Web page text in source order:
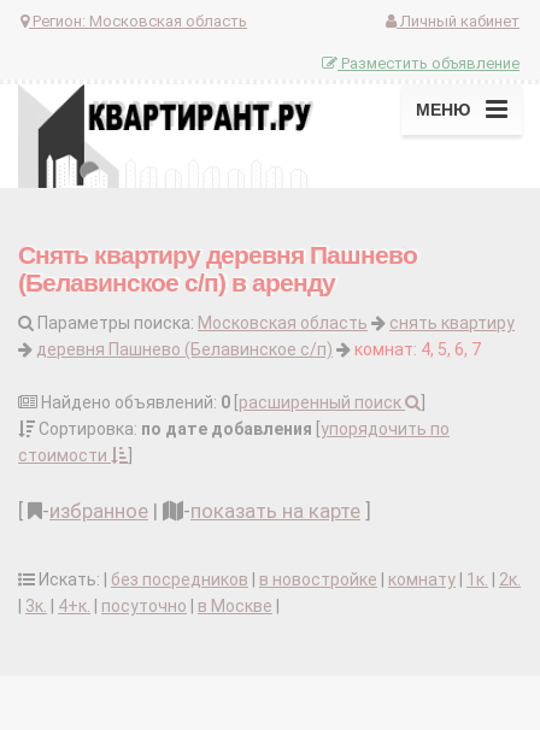
Регион: Московская область Личный кабинет
Разместить объявление
МЕНЮ
Снять квартиру деревня Пашнево
(Белавинское с/п) в аренду
Параметры поиска: Московская область
снять квартиру
деревня Пашнево (Белавинское с/п)
комнат: 4, 5, 6, 7
Найдено объявлений: 0 расширенный поиск
Сортировка: по дате добавления упорядочить по
стоимости
-избранное | -показать на карте
Искать: | без посредников в новостройке комнату 1к.
2к.
3к. 4+к. посуточно в Москве